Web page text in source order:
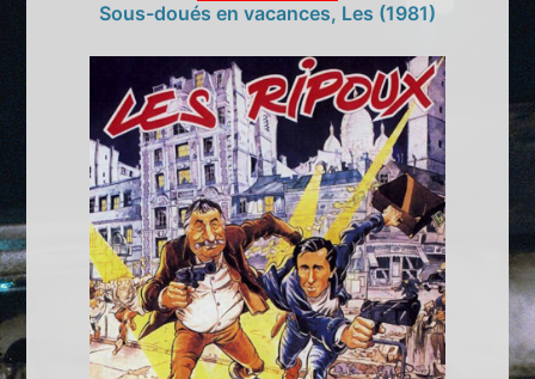
Sous-doués en vacances, Les (1981)